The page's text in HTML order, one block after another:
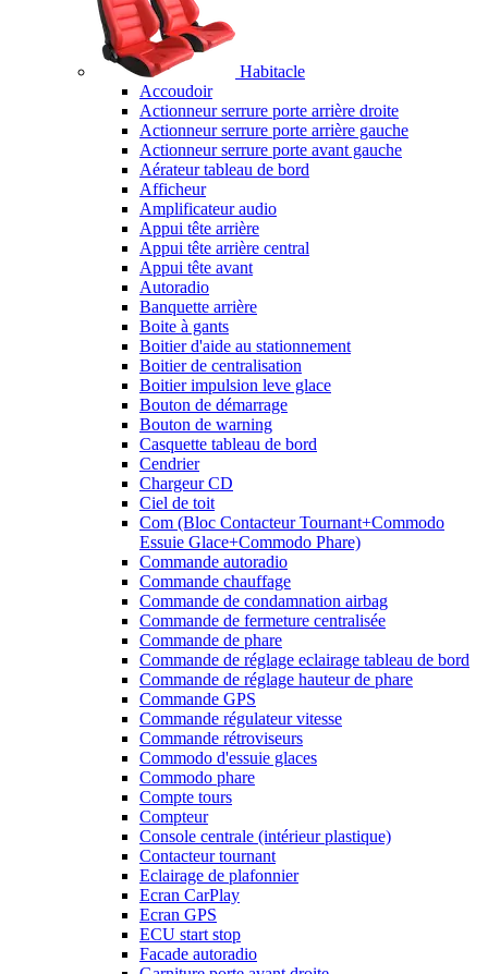
Habitacle
Accoudoir
Actionneur serrure porte arrière droite
Actionneur serrure porte arrière gauche
Actionneur serrure porte avant gauche
Aérateur tableau de bord
Afficheur
Amplificateur audio
Appui tête arrière
Appui tête arrière central
Appui tête avant
Autoradio
Banquette arrière
Boite à gants
Boitier d'aide au stationnement
Boitier de centralisation
Boitier impulsion leve glace
Bouton de démarrage
Bouton de warning
Casquette tableau de bord
Cendrier
Chargeur CD
Ciel de toit
Com (Bloc Contacteur Tournant+Commodo
Essuie Glace+Commodo Phare)
Commande autoradio
Commande chauffage
Commande de condamnation airbag
Commande de fermeture centralisée
Commande de phare
Commande de réglage eclairage tableau de bord
Commande de réglage hauteur de phare
Commande GPS
Commande régulateur vitesse
Commande rétroviseurs
Commodo d'essuie glaces
Commodo phare
Compte tours
Compteur
Console centrale (intérieur plastique)
Contacteur tournant
Eclairage de plafonnier
Ecran CarPlay
Ecran GPS
ECU start stop
Facade autoradio